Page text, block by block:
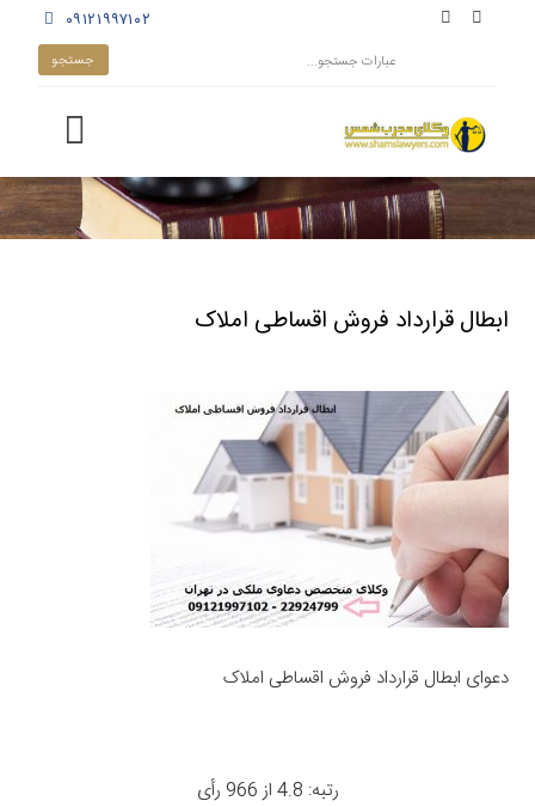
۰۹۱۲۱۹۹۷۱۰۲
ابطال قرارداد فروش اقساطی املاک
دعوای ابطال قرارداد فروش اقساطی املاک
رتبه: 4.8 از 966 رأی